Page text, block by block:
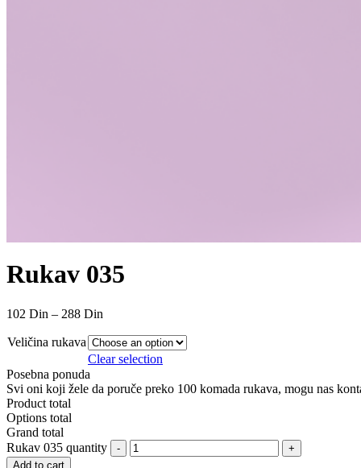
Rukav 035
102 Din – 288 Din
Veličina rukava
Clear selection
Posebna ponuda
Svi oni koji žele da poruče preko 100 komada rukava, mogu nas
Product total
Options total
Grand total
Rukav 035 quantity
Add to cart